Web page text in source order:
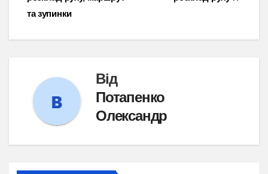
записів
та зупинки
Від
Потапенко
Олександр